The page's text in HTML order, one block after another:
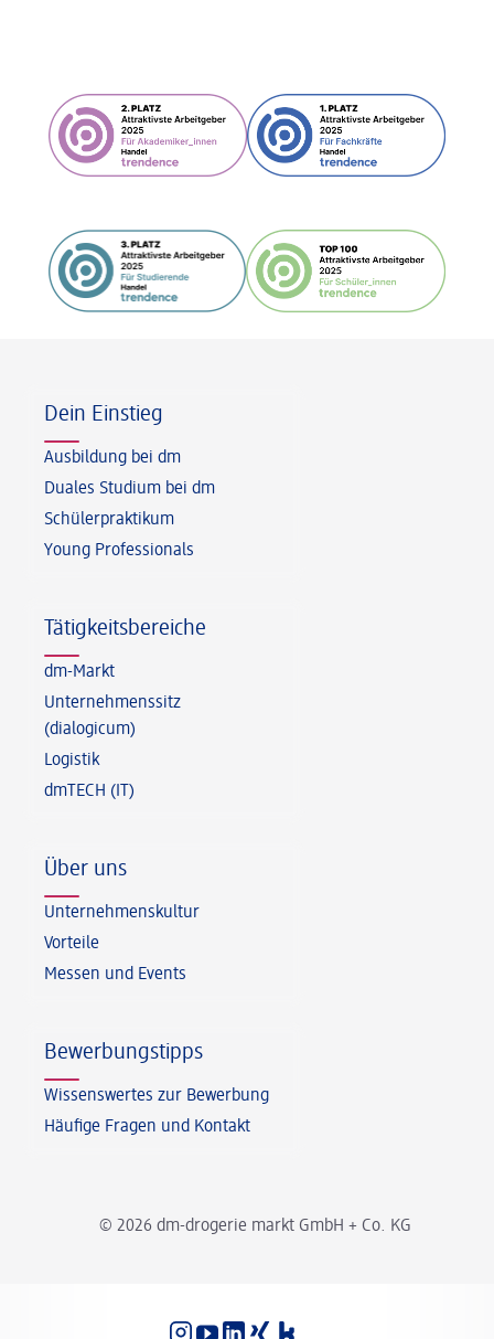
© 2026 dm-drogerie markt GmbH + Co. KG
Dein Einstieg
Ausbildung bei dm
Duales Studium bei dm
Schülerpraktikum
Young Professionals
Tätigkeitsbereiche
dm-Markt
Unternehmenssitz
(dialogicum)
Logistik
dmTECH (IT)
Über uns
Unternehmenskultur
Vorteile
Messen und Events
Bewerbungstipps
Wissenswertes zur Bewerbung
Häufige Fragen und Kontakt